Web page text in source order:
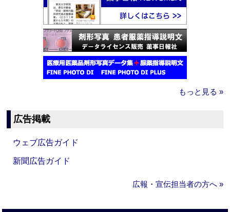
もっと見る »
広告掲載
ウェブ広告ガイド
新聞広告ガイド
広報・宣伝担当者の方へ »